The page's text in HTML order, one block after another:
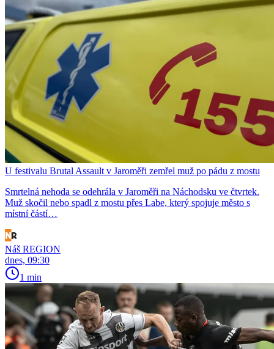
U festivalu Brutal Assault v Jaroměři zemřel muž po pádu z mostu
Smrtelná nehoda se odehrála v Jaroměři na Náchodsku ve čtvrtek.
Muž skočil nebo spadl z mostu přes Labe, který spojuje město s
místní částí…
Náš REGION
dnes, 09:30
1 min